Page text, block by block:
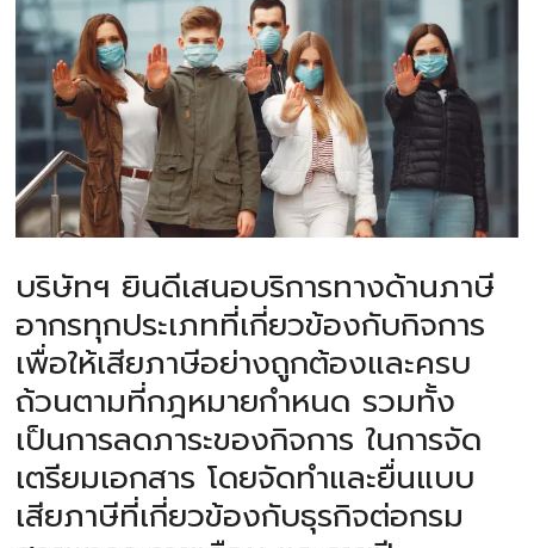
บริษัทฯ ยินดีเสนอบริการทางด้านภาษี
อากรทุกประเภทที่เกี่ยวข้องกับกิจการ
เพื่อให้เสียภาษีอย่างถูกต้องและครบ
ถ้วนตามที่กฎหมายกำหนด รวมทั้ง
เป็นการลดภาระของกิจการ ในการจัด
เตรียมเอกสาร โดยจัดทำและยื่นแบบ
เสียภาษีที่เกี่ยวข้องกับธุรกิจต่อกรม